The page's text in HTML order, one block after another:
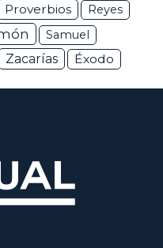
Proverbios Reyes
Samuel
Zacarías Éxodo